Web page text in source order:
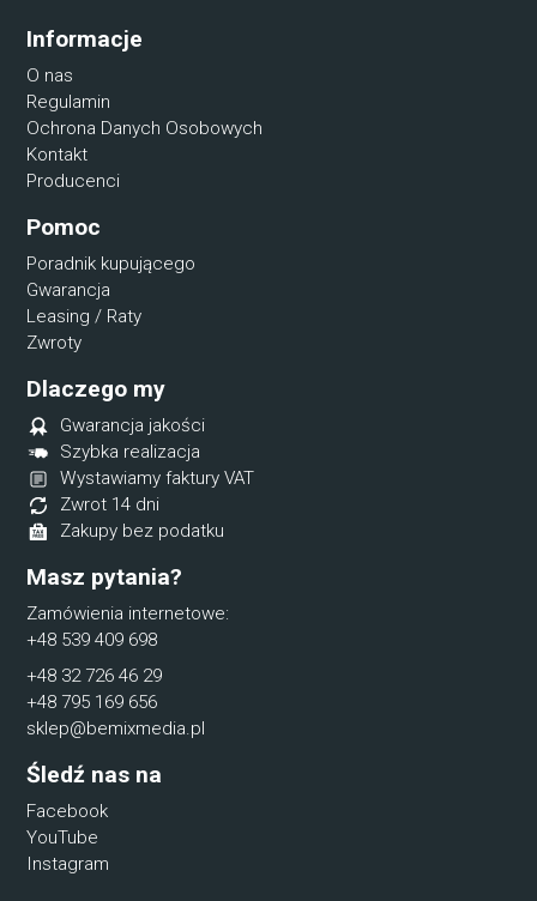
Informacje
O nas
Regulamin
Ochrona Danych Osobowych
Kontakt
Producenci
Pomoc
Poradnik kupującego
Gwarancja
Leasing / Raty
Zwroty
Dlaczego my
Gwarancja jakości
Szybka realizacja
Wystawiamy faktury VAT
Zwrot 14 dni
Zakupy bez podatku
Masz pytania?
Zamówienia internetowe:
+48 539 409 698
+48 32 726 46 29
+48 795 169 656
sklep@bemixmedia.pl
Śledź nas na
Facebook
YouTube
Instagram